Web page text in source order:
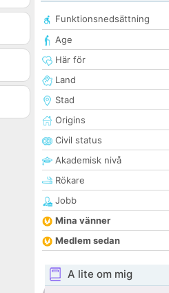
Funktionsnedsättning
Age
Här för
Land
Stad
Origins
Civil status
Akademisk nivå
Rökare
Jobb
Mina vänner
Medlem sedan
A lite om mig